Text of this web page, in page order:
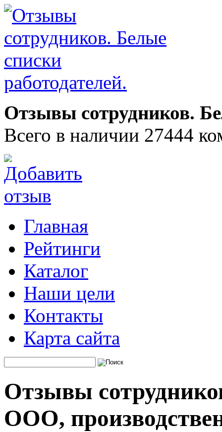
Отзывы сотрудников.
Всего в наличии 27444
Главная
Рейтинги
Каталог
Наши цели
Контакты
Карта сайта
Отзывы
ООО,